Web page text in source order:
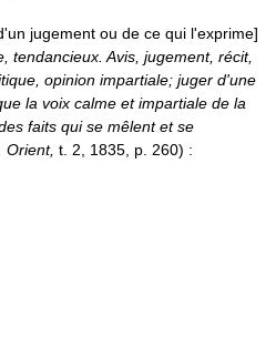
jugement ou de ce qui l'exprime]
tendancieux. Avis, jugement, récit,
opinion impartiale; juger d'une
la voix calme et impartiale de la
faits qui se mêlent et se
Orient, t. 2, 1835, p. 260) :